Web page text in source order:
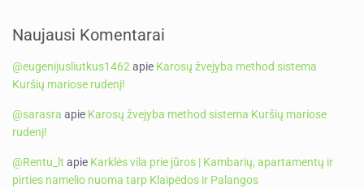
Naujausi Komentarai
@eugenijusliutkus1462 apie Karosų žvejyba method sistema
Kuršių mariose rudenį!
@sarasra apie Karosų žvejyba method sistema Kuršių mariose
rudenį!
@Rentu_lt apie Karklės vila prie jūros | Kambarių, apartamentų ir
pirties namelio nuoma tarp Klaipėdos ir Palangos